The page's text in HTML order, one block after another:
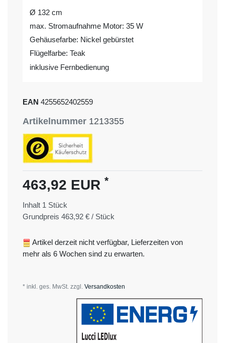
Ø 132 cm
max. Stromaufnahme Motor: 35 W
Gehäusefarbe: Nickel gebürstet
Flügelfarbe: Teak
inklusive Fernbedienung
EAN 4255652402559
Artikelnummer 1213355
463,92 EUR *
Inhalt 1 Stück
Grundpreis 463,92 € / Stück
Artikel derzeit nicht verfügbar, Lieferzeiten von
mehr als 6 Wochen sind zu erwarten.
* inkl. ges. MwSt. zzgl. Versandkosten